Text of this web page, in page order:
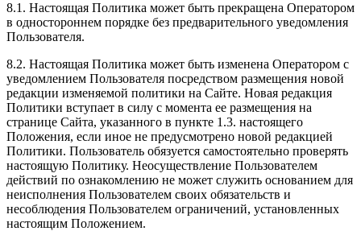
8.1. Настоящая Политика может быть прекращена Оператором
в одностороннем порядке без предварительного уведомления
Пользователя.
8.2. Настоящая Политика может быть изменена Оператором с
уведомлением Пользователя посредством размещения новой
редакции изменяемой политики на Сайте. Новая редакция
Политики вступает в силу с момента ее размещения на
странице Сайта, указанного в пункте 1.3. настоящего
Положения, если иное не предусмотрено новой редакцией
Политики. Пользователь обязуется самостоятельно проверять
настоящую Политику. Неосуществление Пользователем
действий по ознакомлению не может служить основанием для
неисполнения Пользователем своих обязательств и
несоблюдения Пользователем ограничений, установленных
настоящим Положением.